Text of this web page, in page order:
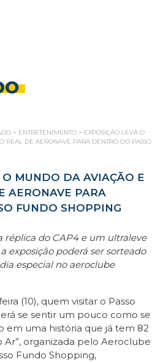
> ENTRETENIMENTO > EXPOSIÇÃO LEVA O
REAL DE AERONAVE PARA DENTRO DO PASSO
O MUNDO DA AVIAÇÃO E
AERONAVE PARA
FUNDO SHOPPING
réplica do CAP4 e um ultraleve
exposição poderá ser sorteado
especial no aeroclube
(10), quem visitar o Passo
se sentir um pouco como se
em uma história que já tem 82
Ar”, organizada pelo Aeroclube
Fundo Shopping,